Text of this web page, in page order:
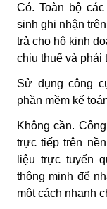
Có. Toàn bộ
sinh ghi nhận
trả cho hộ kinh
chịu thuế và phải
Sử dụng công
phần mềm kế
Không cần.
trực tiếp trên
liệu trực tuyến
thông minh để
một cách nhanh